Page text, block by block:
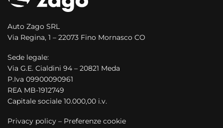
Auto Zago SRL
Via Regina, 1 – 22073 Fino Mornasco CO
Sede legale:
Via G.E. Cialdini 94 – 20821 Meda
P.Iva 09900090961
REA MB-1912749
Capitale sociale 10.000,00 i.v.
Privacy policy – Preferenze cookie